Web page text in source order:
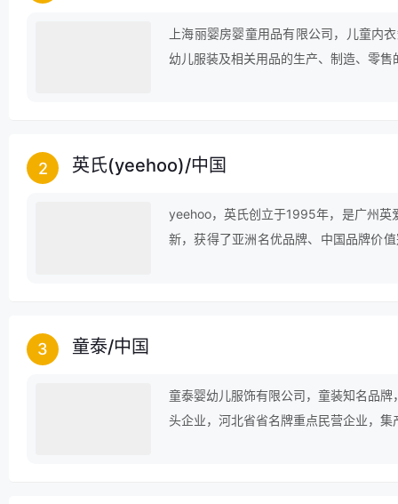
上海丽婴房婴童用品有限公司，儿童内
幼儿服装及相关用品的生产、制造、零售
2 英氏(yeehoo)/中国
yeehoo，英氏创立于1995年，是广州英
新，获得了亚洲名优品牌、中国品牌价
3 童泰/中国
童泰婴幼儿服饰有限公司，童装知名品
头企业，河北省省名牌重点民营企业，